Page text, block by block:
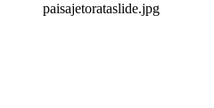
paisajetorataslide.jpg